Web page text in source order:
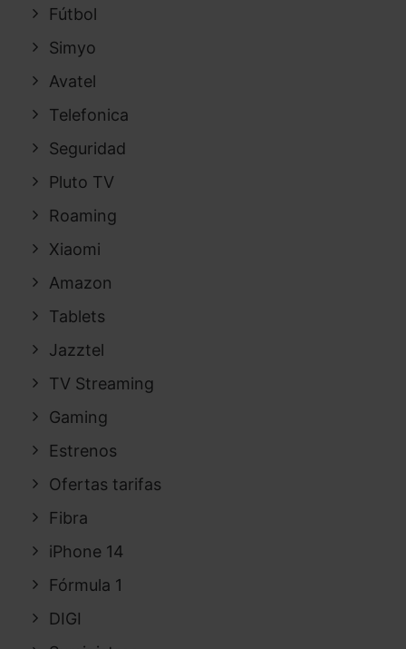
Fútbol
Simyo
Avatel
Telefonica
Seguridad
Pluto TV
Roaming
Xiaomi
Amazon
Tablets
Jazztel
TV Streaming
Gaming
Estrenos
Ofertas tarifas
Fibra
iPhone 14
Fórmula 1
DIGI